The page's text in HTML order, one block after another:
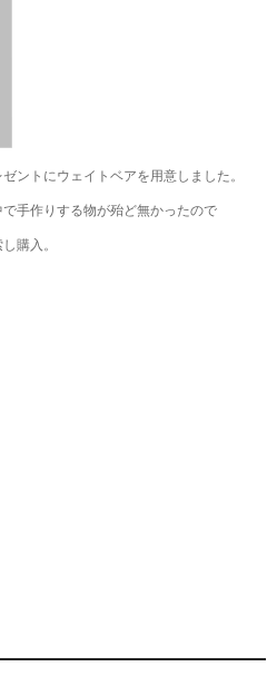
ントにウェイトベアを用意しました。
手作りする物が殆ど無かったので
購入。